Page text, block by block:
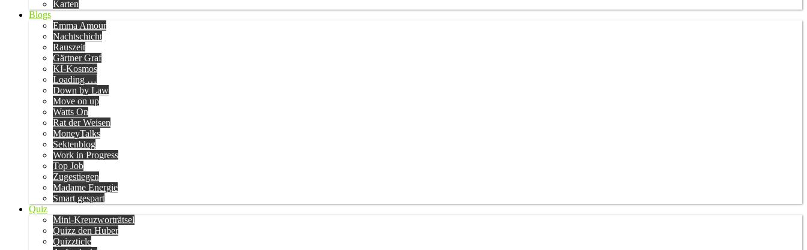
Karten
Blogs
Emma Amour
Nachtschicht
Rauszeit
Gärtner Graf
KI-Kosmos
Loading …
Down by Law
Move on up
Watts On
Rat der Weisen
MoneyTalks
Sektenblog
Work in Progress
Top Job
Zugestiegen
Madame Energie
Smart gespart
Quiz
Mini-Kreuzworträtsel
Quizz den Huber
Quizzticle